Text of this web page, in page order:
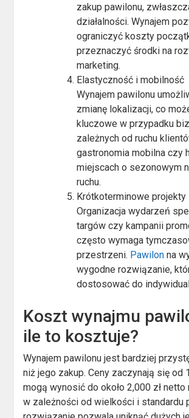
zakup pawilonu,
działalności. Wynajem
ograniczyć koszty
przeznaczyć środki na
marketing.
Elastyczność i mobilność
Wynajem pawilonu
zmianę lokalizacji, co
kluczowe w przypadku
zależnych od ruchu
gastronomia mobilna czy
miejscach o sezonowym
ruchu.
Krótkoterminowe projekty
Organizacja wydarzeń
targów czy kampanii
często wymaga
przestrzeni. Pawilon na
wygodne rozwiązanie,
dostosować do
Koszt wynajmu
ile to kosztuje?
Wynajem pawilonu jest bardziej
niż jego zakup. Ceny zaczynają się od
mogą wynosić do około 2,000 zł
w zależności od wielkości i standardu